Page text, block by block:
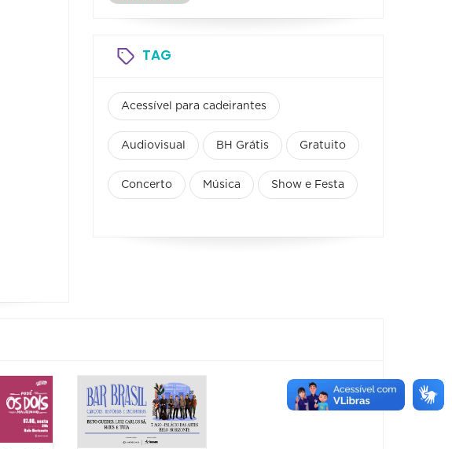
TAG
Acessível para cadeirantes
Audiovisual BH Grátis Gratuito
Concerto Música Show e Festa
Blues na
Praça -
Brass